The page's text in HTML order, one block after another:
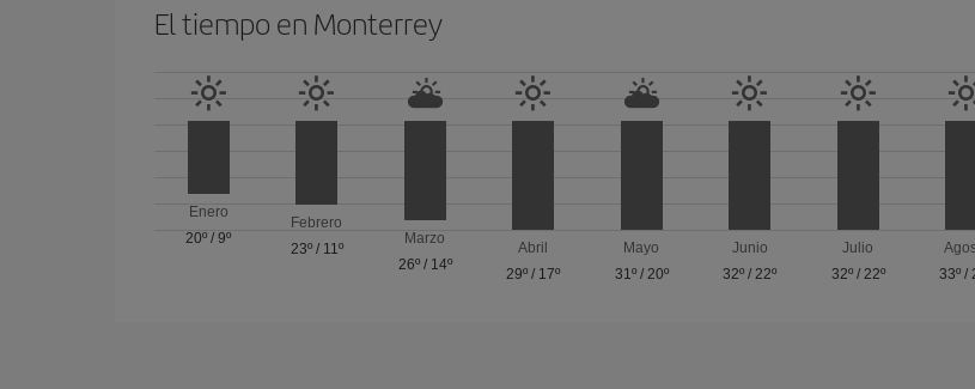
El tiempo en Monterrey
Enero
20º /9º
Febrero
23º/ 11º
Marzo
26º/ 14º
Abril
29º / 17º
Mayo
31º/ 20º
Junio
32º / 22º
Julio
32º/ 22º
33º /